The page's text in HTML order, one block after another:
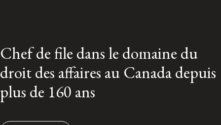
Chef de file dans le domaine du
droit des affaires au Canada depuis
plus de 160 ans